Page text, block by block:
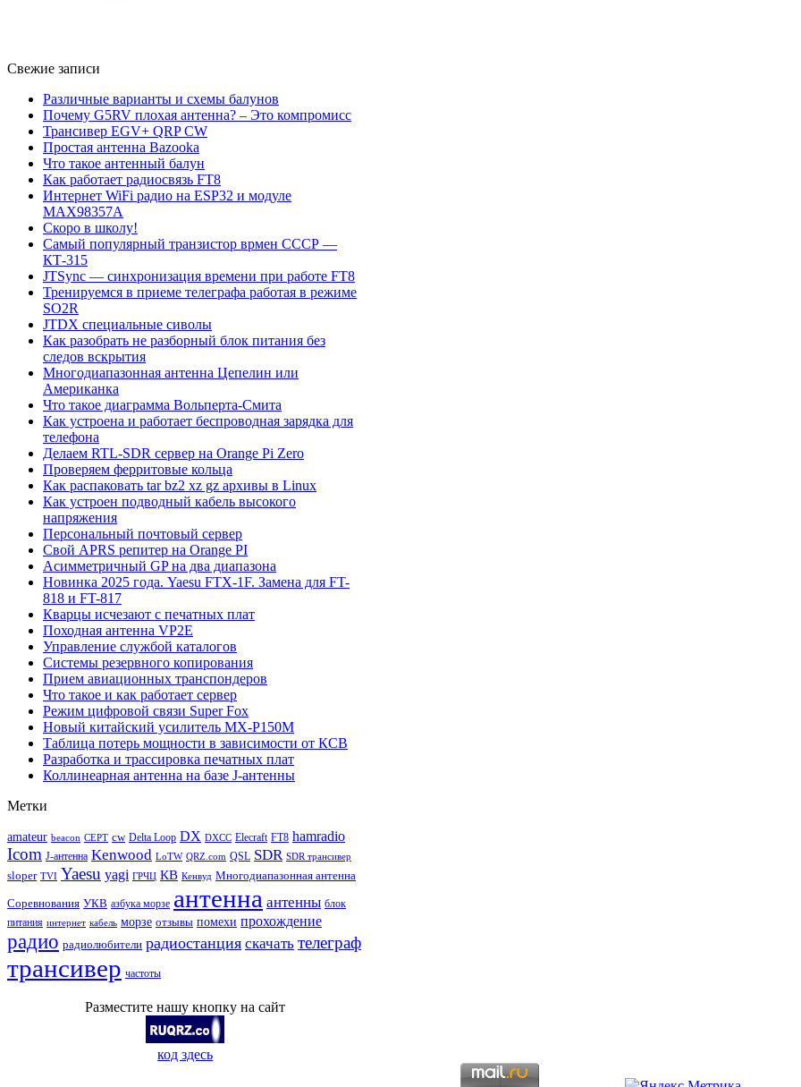
Свежие записи
Различные варианты и схемы балунов
Почему G5RV плохая антенна? – Это компромисс
Трансивер EGV+ QRP CW
Простая антенна Bazooka
Что такое антенный балун
Как работает радиосвязь FT8
Интернет WiFi радио на ESP32 и модуле
MAX98357A
Скоро в школу!
Самый популярный транзистор врмен СССР —
КТ-315
JTSync — синхронизация времени при работе FT8
Тренируемся в приеме телеграфа работая в режиме
SO2R
JTDX специальные сиволы
Как разобрать не разборный блок питания без
следов вскрытия
Многодиапазонная антенна Цепелин или
Американка
Что такое диаграмма Вольперта-Смита
Как устроена и работает беспроводная зарядка для
телефона
Делаем RTL-SDR сервер на Orange Pi Zero
Проверяем ферритовые кольца
Как распаковать tar bz2 xz gz архивы в Linux
Как устроен подводный кабель высокого
напряжения
Персональный почтовый сервер
Свой APRS репитер на Orange PI
Асимметричный GP на два диапазона
Новинка 2025 года. Yaesu FTX-1F. Замена для FT-
818 и FT-817
Кварцы исчезают с печатных плат
Походная антенна VP2E
Управление службой каталогов
Системы резервного копирования
Прием авиационных транспондеров
Что такое и как работает сервер
Режим цифровой связи Super Fox
Новый китайский усилитель MX-P150M
Таблица потерь мощности в зависимости от КСВ
Разработка и трассировка печатных плат
Коллинеарная антенна на базе J-антенны
Метки
amateur beacon CEPT cw Delta Loop DX DXCC Elecraft FT8 hamradio
Icom J-антенна Kenwood LoTW QRZ.com QSL SDR SDR трансивер
sloper TVI Yaesu yagi ГРЧЦ КВ Кенвуд Многодиапазонная антенна
Соревнования УКВ азбука морзе антенна антенны блок
питания интернет кабель морзе отзывы помехи прохождение
радио радиолюбители радиостанция скачать телеграф
трансивер частоты
Разместите нашу кнопку на сайт
код здесь